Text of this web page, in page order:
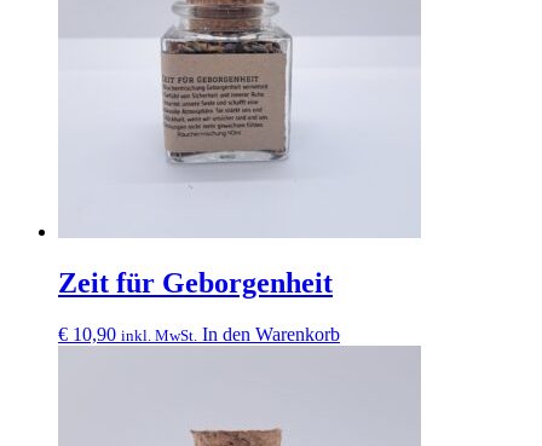
Zeit für Geborgenheit
€ 10,90 inkl. MwSt. In den Warenkorb